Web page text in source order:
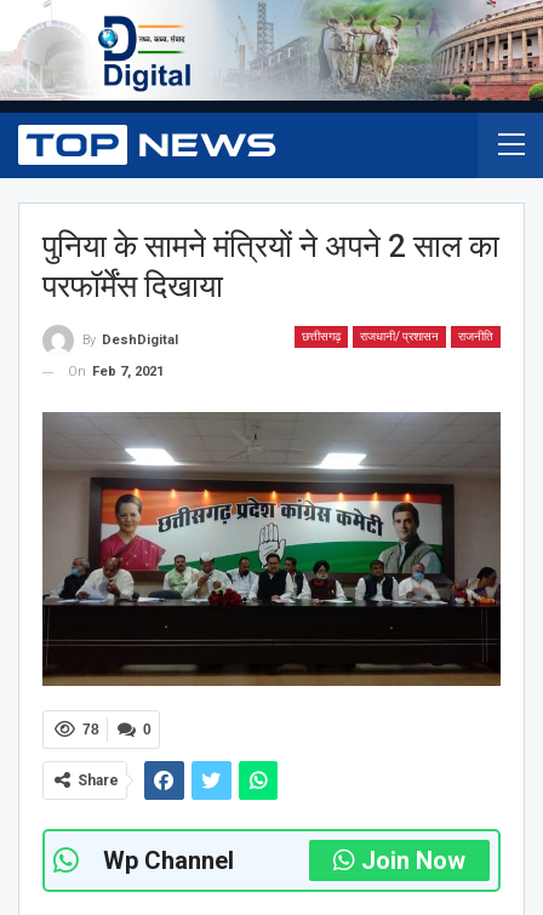
पुनिया के सामने मंत्रियों ने अपने 2 साल का
परफॉर्मेंस दिखाया
छत्तीसगढ़ राजधानी/ प्रशासन राजनीति
By DeshDigital
On Feb 7, 2021
0
78
Share
Wp Channel Join Now